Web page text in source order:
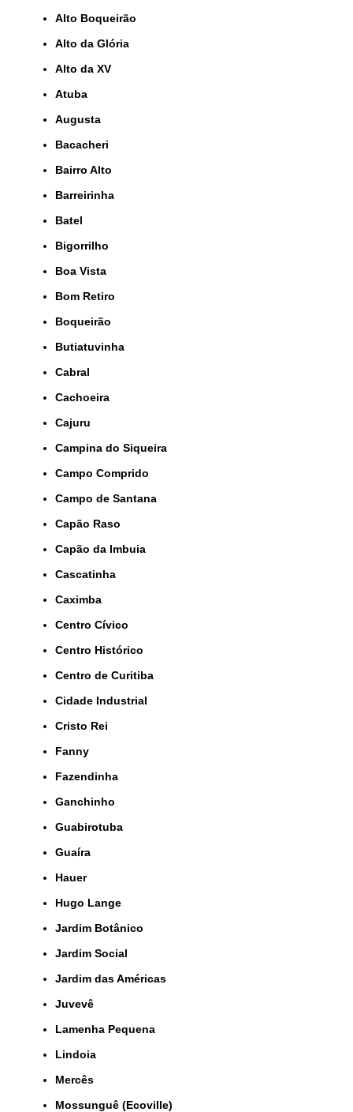
Alto Boqueirão
Alto da Glória
Alto da XV
Atuba
Augusta
Bacacheri
Bairro Alto
Barreirinha
Batel
Bigorrilho
Boa Vista
Bom Retiro
Boqueirão
Butiatuvinha
Cabral
Cachoeira
Cajuru
Campina do Siqueira
Campo Comprido
Campo de Santana
Capão Raso
Capão da Imbuia
Cascatinha
Caximba
Centro Cívico
Centro Histórico
Centro de Curitiba
Cidade Industrial
Cristo Rei
Fanny
Fazendinha
Ganchinho
Guabirotuba
Guaíra
Hauer
Hugo Lange
Jardim Botânico
Jardim Social
Jardim das Américas
Juvevê
Lamenha Pequena
Lindoia
Mercês
Mossunguê (Ecoville)